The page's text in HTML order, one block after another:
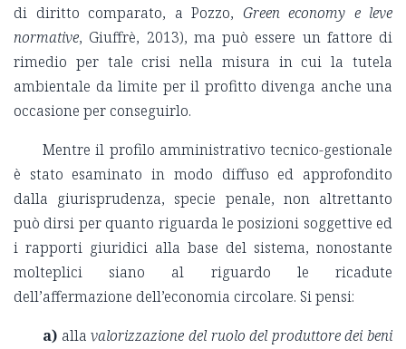
di diritto comparato, a Pozzo, Green economy e leve
normative, Giuffrè, 2013), ma può essere un fattore di
rimedio per tale crisi nella misura in cui la tutela
ambientale da limite per il profitto divenga anche una
occasione per conseguirlo.
Mentre il profilo amministrativo tecnico-gestionale
è stato esaminato in modo diffuso ed approfondito
dalla giurisprudenza, specie penale, non altrettanto
può dirsi per quanto riguarda le posizioni soggettive ed
i rapporti giuridici alla base del sistema, nonostante
molteplici siano al riguardo le ricadute
dell’affermazione dell’economia circolare. Si pensi:
a) allavalorizzazione del ruolo del produttore dei beni